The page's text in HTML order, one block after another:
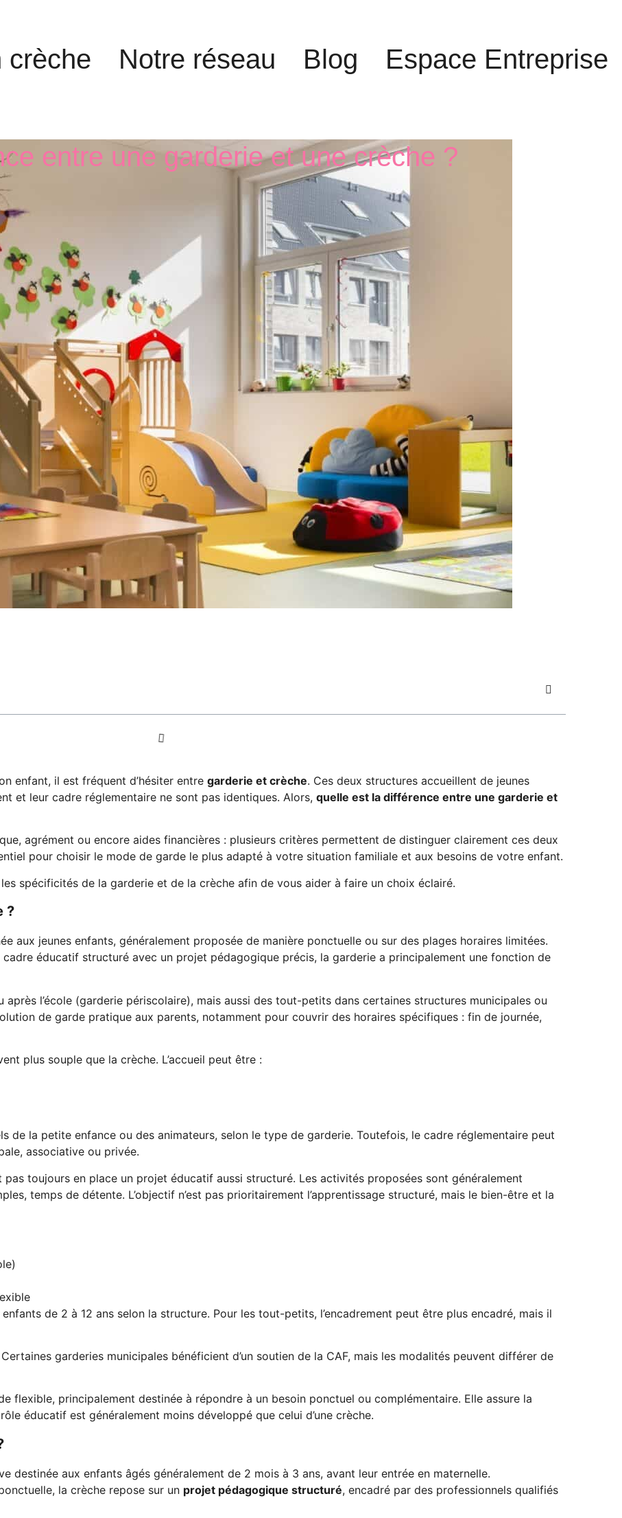
crèche Notre réseau Blog Espace Entreprise
entre une garderie et une crèche ?
enfant, il est fréquent d’hésiter entre garderie et crèche. Ces deux structures accueillent de jeunes
et leur cadre réglementaire ne sont pas identiques. Alors, quelle est la différence entre une garderie et
agrément ou encore aides financières : plusieurs critères permettent de distinguer clairement ces deux
pour choisir le mode de garde le plus adapté à votre situation familiale et aux besoins de votre enfant.
spécificités de la garderie et de la crèche afin de vous aider à faire un choix éclairé.
?
aux jeunes enfants, généralement proposée de manière ponctuelle ou sur des plages horaires limitées.
cadre éducatif structuré avec un projet pédagogique précis, la garderie a principalement une fonction de
l’école (garderie périscolaire), mais aussi des tout-petits dans certaines structures municipales ou
de garde pratique aux parents, notamment pour couvrir des horaires spécifiques : fin de journée,
plus souple que la crèche. L’accueil peut être :
de la petite enfance ou des animateurs, selon le type de garderie. Toutefois, le cadre réglementaire peut
associative ou privée.
toujours en place un projet éducatif aussi structuré. Les activités proposées sont généralement
temps de détente. L’objectif n’est pas prioritairement l’apprentissage structuré, mais le bien-être et la
de 2 à 12 ans selon la structure. Pour les tout-petits, l’encadrement peut être plus encadré, mais il
garderies municipales bénéficient d’un soutien de la CAF, mais les modalités peuvent différer de
flexible, principalement destinée à répondre à un besoin ponctuel ou complémentaire. Elle assure la
éducatif est généralement moins développé que celui d’une crèche.
destinée aux enfants âgés généralement de 2 mois à 3 ans, avant leur entrée en maternelle.
la crèche repose sur un projet pédagogique structuré, encadré par des professionnels qualifiés